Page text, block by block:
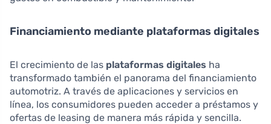
Financiamiento mediante plataformas digitales
El crecimiento de las plataformas digitales ha
transformado también el panorama del financiamiento
automotriz. A través de aplicaciones y servicios en
línea, los consumidores pueden acceder a préstamos y
ofertas de leasing de manera más rápida y sencilla.